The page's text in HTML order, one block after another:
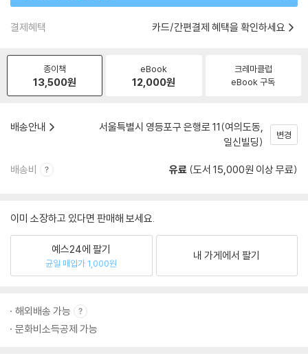
결제혜택 카드/간편결제 혜택을 확인하세요
종이책
13,500원
eBook
12,000원
크레마클럽
eBook 구독
배송안내
서울특별시 영등포구 은행로 11(여의도동,
일신빌딩)
변경
배송비 유료 (도서 15,000원 이상 무료)
이미 소장하고 있다면 판매해 보세요.
예스24에 팔기
균일 매입가 1,000원
내 가게에서 팔기
해외배송 가능
문화비소득공제 가능